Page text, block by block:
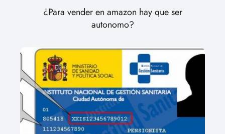
¿Para vender en amazon hay que ser
autonomo?